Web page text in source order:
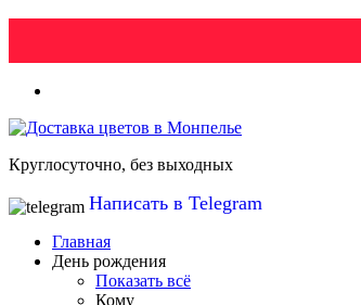
Круглосуточно, без выходных
Написать в Telegram
Главная
День рождения
Показать всё
Кому